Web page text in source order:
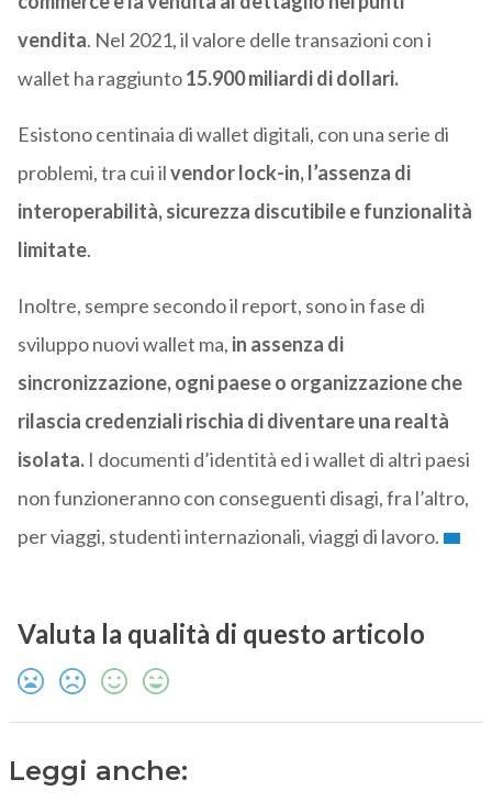
vendita. Nel 2021, il valore delle transazioni con i
wallet ha raggiunto15.900 miliardi di dollari.
Esistono centinaia di wallet digitali, con una serie di
problemi, tra cui ilvendor lock-in, l’assenza di
interoperabilità, sicurezza discutibile e funzionalità
limitate.
Inoltre, sempre secondo il report, sono in fase di
sviluppo nuovi wallet ma, in assenza di
sincronizzazione, ogni paese o organizzazione che
rilascia credenziali rischia di diventare una realtà
isolata.I documenti d’identità ed i wallet di altri paesi
non funzioneranno con conseguenti disagi, fra l’altro,
per viaggi, studenti internazionali, viaggi di lavoro.
Valuta la qualità di questo articolo
Leggi anche: